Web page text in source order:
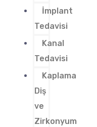
İmplant
Tedavisi
Kanal
Tedavisi
Kaplama
Diş
ve
Zirkonyum